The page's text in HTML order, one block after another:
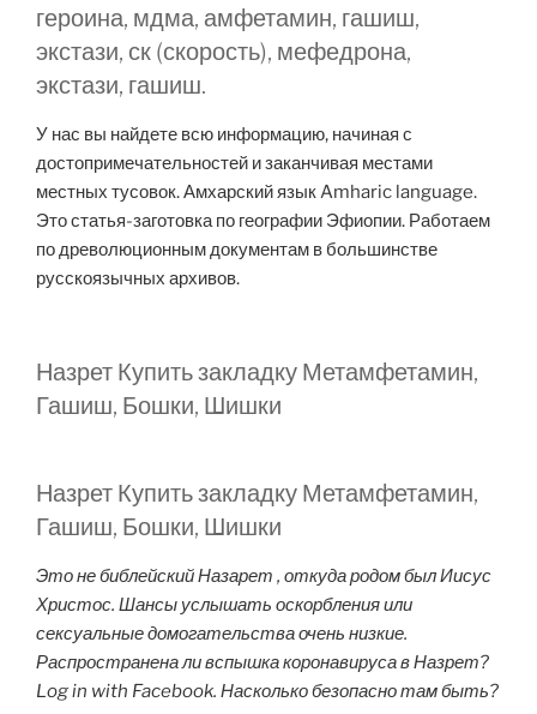
героина, мдма, амфетамин, гашиш,
экстази, ск (скорость), мефедрона,
экстази, гашиш.
У нас вы найдете всю информацию, начиная с
достопримечательностей и заканчивая местами
местных тусовок. Амхарский язык Amharic language.
Это статья-заготовка по географии Эфиопии. Работаем
по древолюционным документам в большинстве
русскоязычных архивов.
Назрет Купить закладку Метамфетамин,
Гашиш, Бошки, Шишки
Назрет Купить закладку Метамфетамин,
Гашиш, Бошки, Шишки
Это не библейский Назарет , откуда родом был Иисус
Христос. Шансы услышать оскорбления или
сексуальные домогательства очень низкие.
Распространена ли вспышка коронавируса в Назрет?
Log in with Facebook. Насколько безопасно там быть?